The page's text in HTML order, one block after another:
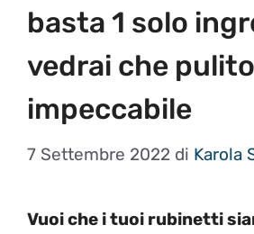
basta 1 solo
vedrai che pulito
impeccabile
7 Settembre 2022 di Karola
Vuoi che i tuoi rubinetti